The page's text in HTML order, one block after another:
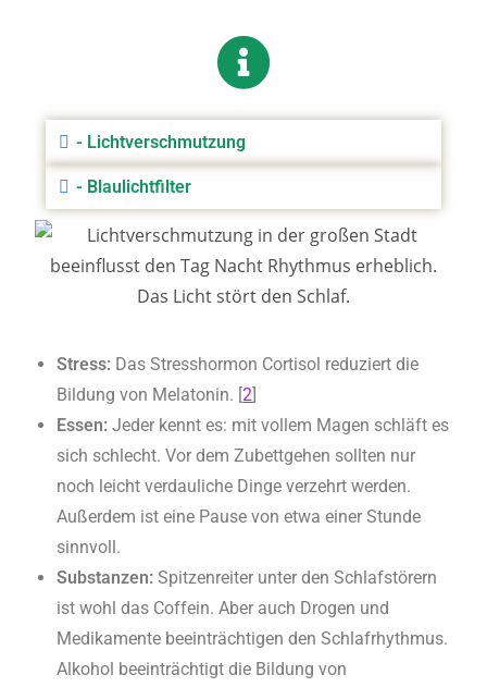
- Lichtverschmutzung
- Blaulichtfilter
Stress: Das Stresshormon Cortisol reduziert die
Bildung von Melatonin. [2]
Essen: Jeder kennt es: mit vollem Magen schläft es
sich schlecht. Vor dem Zubettgehen sollten nur
noch leicht verdauliche Dinge verzehrt werden.
Außerdem ist eine Pause von etwa einer Stunde
sinnvoll.
Substanzen: Spitzenreiter unter den Schlafstörern
ist wohl das Coffein. Aber auch Drogen und
Medikamente beeinträchtigen den Schlafrhythmus.
Alkohol beeinträchtigt die Bildung von